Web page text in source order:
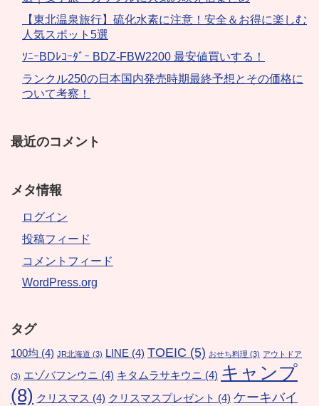
【東北温泉旅行】硫化水素に注意！安全＆お得に楽しむ
人気スポット5選
ｿﾆｰBDﾚｺｰﾀﾞｰ BDZ-FBW2200 最安値買いする！
ランクル250の日本国内発売時期最終予想とその価格に
ついて考察！
最近のコメント
メタ情報
ログイン
投稿フィード
コメントフィード
WordPress.org
タグ
100均 (4) JR北海道 (3) LINE (4) TOEIC (5) おせち料理 (3) アウトドア
(3) エゾバフンウニ (4) キタムラサキウニ (4) キャンプ
(8) クリスマス (4) クリスマスプレゼント (4) ケーキバイ